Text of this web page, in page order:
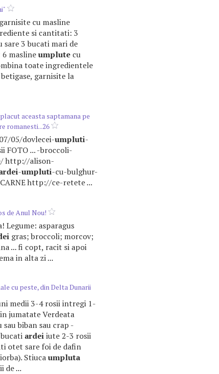
cu masline
si cantitati: 3
sare 3 bucati mari de
maslineumplute cu
toate ingredientele
garnisite la
aceasta saptamana pe
romanesti...26
05/dovlecei-umpluti-
FOTO ... -broccoli-
http://alison-
-umpluti-cu-bulghur-
http://ce-retete ...
de Anul Nou!
Legume: asparagus
gras; broccoli; morcov;
... fi copt, racit si apoi
in alta zi ...
cu peste, din Delta Dunarii
medii 3-4 rosii intregi 1-
jumatate Verdeata
sau biban sau crap -
ardeiiute 2-3 rosii
otet sare foi de dafin
Stiucaumpluta
de ...